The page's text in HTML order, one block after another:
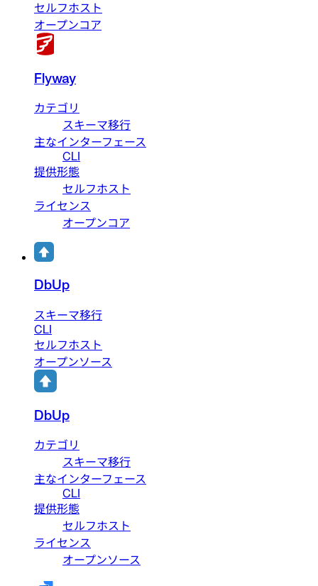
セルフホスト
オープンコア
Flyway
カテゴリ
スキーマ移行
主なインターフェース
CLI
提供形態
セルフホスト
ライセンス
オープンコア
DbUp
スキーマ移行
CLI
セルフホスト
オープンソース
DbUp
カテゴリ
スキーマ移行
主なインターフェース
CLI
提供形態
セルフホスト
ライセンス
オープンソース